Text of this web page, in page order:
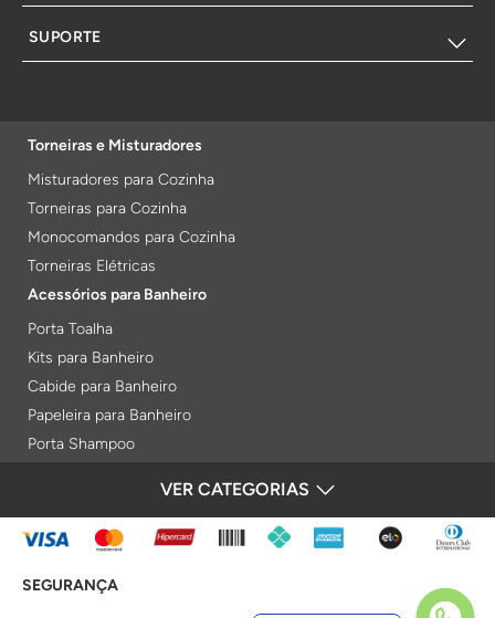
SUPORTE
Torneiras e Misturadores
Misturadores para Cozinha
Torneiras para Cozinha
Monocomandos para Cozinha
Torneiras Elétricas
Acessórios para Banheiro
Porta Toalha
Kits para Banheiro
Cabide para Banheiro
Papeleira para Banheiro
Porta Shampoo
Porta Toalha Aquecido
Lixeiras
VER CATEGORIAS
FORMAS DE PAGAMENTO
SEGURANÇA